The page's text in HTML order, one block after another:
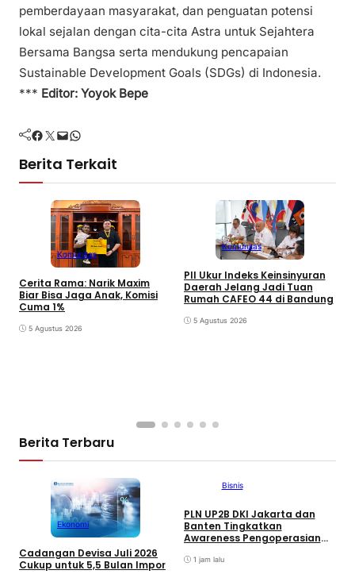
pemberdayaan masyarakat, dan penguatan potensi
lokal sejalan dengan cita-cita Astra untuk Sejahtera
Bersama Bangsa serta mendukung pencapaian
Sustainable Development Goals (SDGs) di Indonesia.
*** Editor: Yoyok Bepe
Facebook Twitter Mail WhatsApp
Berita Terkait
Komunitas
Cerita Rama: Narik Maxim
Biar Bisa Jaga Anak, Komisi
Cuma 1%
5 Agustus 2026
Komunitas
PII Ukur Indeks Keinsinyuran
Daerah Jelang Jadi Tuan
Rumah CAFEO 44 di Bandung
5 Agustus 2026
Berita Terbaru
Ekonomi
Cadangan Devisa Juli 2026
Cukup untuk 5,5 Bulan Impor
Bisnis
PLN UP2B DKI Jakarta dan
Banten Tingkatkan
Awareness Pengoperasian
Keandalan Pasokan Listrik
1 jam lalu